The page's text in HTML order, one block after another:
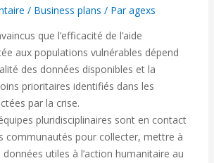
/ Business plans / Paragexs
que l’efficacité de l’aide
aux populations vulnérables dépend
des données disponibles et la
prioritaires identifiés dans les
par la crise.
pluridisciplinaires sont en contact
communautés pour collecter, mettre à
utiles à l’action humanitaire au